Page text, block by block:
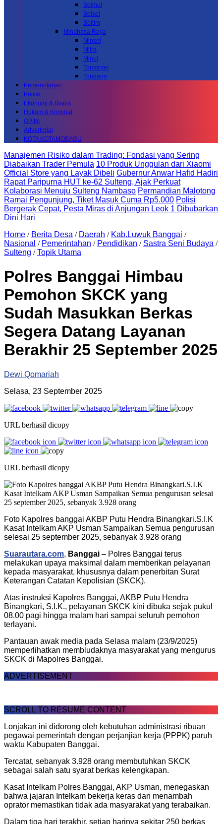
Bolmut
Bolsel
Boltim
Minahasa Raya
Minsel
Mitra
Minut
Tomohon
Tondano
Pemerintahan
Politik
Ekonomi & Bisnis
Hukum & Kriminal
OPINI
Advertorial
KOTA KOTAMOBAGU
Manajemen Risiko dalam Trading: Fondasi yang Sering
Diabaikan Trader Pemula 10 Produk Unggulan dari Xiaomi
Official Store yang Layak Dibeli Gubernur Anwar Hafid Hadiri
Rapat Paripurna HUT ke-62 Sulteng, Ajak Perkuat
Kolaborasi Menuju Sulteng Nambaso Permandian Malotong
Ramai Pengunjung, Tiket Masuk Cuma Rp5.000 Polisi
Bergerak Cepat, Pesta Miras di Anjungan Leok 1 Dibubarkan
Dini Hari
Home / Berita Desa / Daerah / Kab.Luwuk Banggai /
Nasional / Pemerintahan / Pendidikan / Sastra Seni Budaya /
Sulteng /Topik Utama
Polres Banggai Himbau
Pemohon SKCK yang
Sudah Masukkan Berkas
Segera Datang Layanan
Berakhir 25 September 2025
Dewi Qomariah
Selasa, 23 September 2025
URL berhasil dicopy
URL berhasil dicopy
Foto Kapolres banggai AKBP Putu Hendra Binangkari.S.I.K
Kasat Intelkam AKP Usman Sampaikan Semua pengurusan
selesai 25 september 2025, sebanyak 3.928 orang
Suarautara.com, Banggai – Polres Banggai terus
melakukan upaya maksimal dalam memberikan pelayanan
kepada masyarakat, khususnya dalam penerbitan Surat
Keterangan Catatan Kepolisian (SKCK).
Atas instruksi Kapolres Banggai, AKBP Putu Hendra
Binangkari, S.I.K., pelayanan SKCK kini dibuka sejak pukul
08.00 pagi hingga malam hari sampai seluruh pemohon
terlayani.
Pantauan awak media pada Selasa malam (23/9/2025)
memperlihatkan membludaknya masyarakat yang mengurus
SKCK di Mapolres Banggai.
ADVERTISEMENT
SCROLL TO RESUME CONTENT
Lonjakan ini didorong oleh kebutuhan administrasi ribuan
pegawai pemerintah dengan perjanjian kerja (PPPK) paruh
waktu Kabupaten Banggai.
Tercatat, sebanyak 3.928 orang membutuhkan SKCK
sebagai salah satu syarat berkas kelengkapan.
Kasat Intelkam Polres Banggai, AKP Usman, menegaskan
bahwa jajaran Intelkam bekerja keras dan menambah
oprator memastikan tidak ada masyarakat yang terabaikan.
Dalam tiga hari terakhir, setiap harinya sekitar 250 berkas